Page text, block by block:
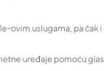
ovim uslugama, pa čak i
uređaje pomoću